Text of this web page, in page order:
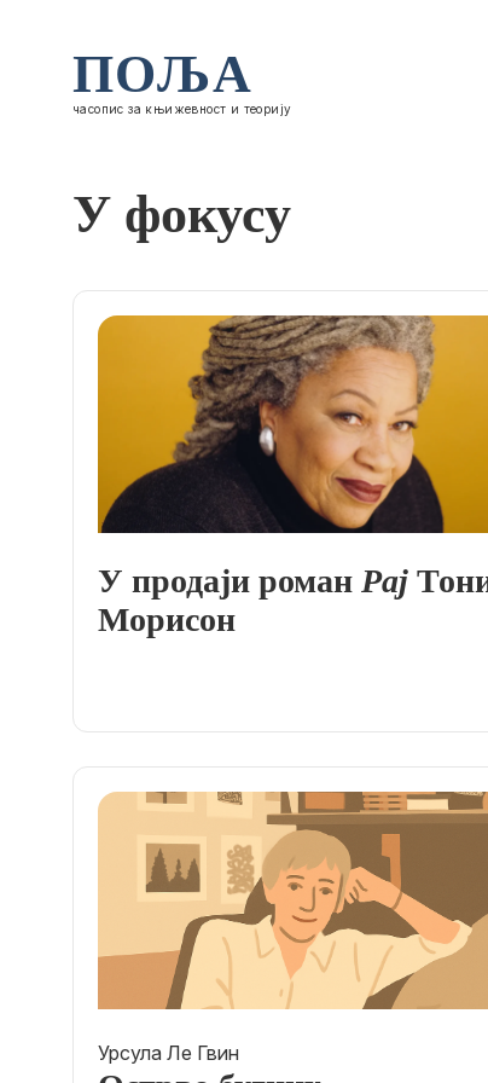
ПОЉА
часопис за књижевност и теорију
У фокусу
У продаји роман Рај
Морисон
Урсула Ле Гвин